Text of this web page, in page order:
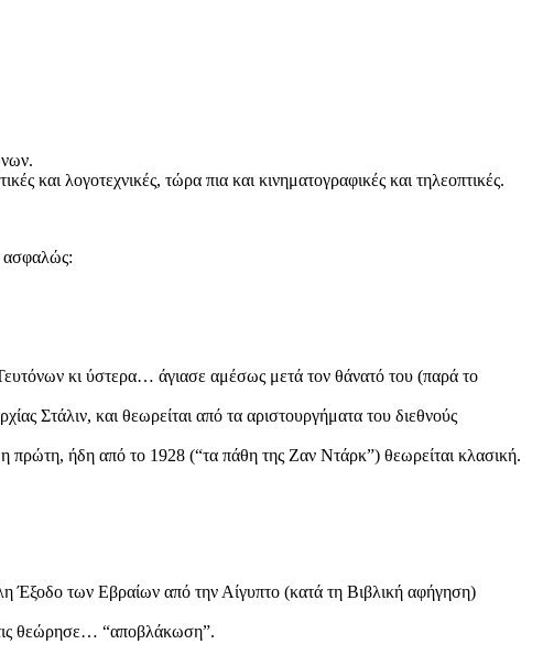
και λογοτεχνικές, τώρα πια και κινηματογραφικές και τηλεοπτικές.
ασφαλώς:
κι ύστερα… άγιασε αμέσως μετά τον θάνατό του (παρά το
Στάλιν, και θεωρείται από τα αριστουργήματα του διεθνούς
πρώτη, ήδη από το 1928 (“τα πάθη της Ζαν Ντάρκ”) θεωρείται κλασική.
Έξοδο των Εβραίων από την Αίγυπτο (κατά τη Βιβλική αφήγηση)
τις θεώρησε… “αποβλάκωση”.